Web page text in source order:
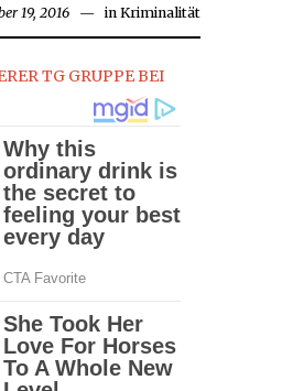
19, 2016 December
in Kriminalität
TG GRUPPE BEI